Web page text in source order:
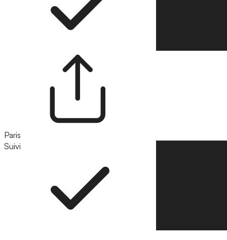
Paris
Suivi